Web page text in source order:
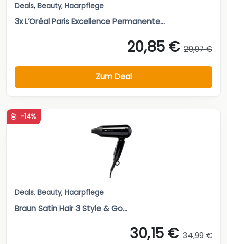
Deals, Beauty, Haarpflege
3x L’Oréal Paris Excellence Permanente...
20,85 € 29,97 €
Zum Deal
-14%
Deals, Beauty, Haarpflege
Braun Satin Hair 3 Style & Go...
30,15 € 34,99 €